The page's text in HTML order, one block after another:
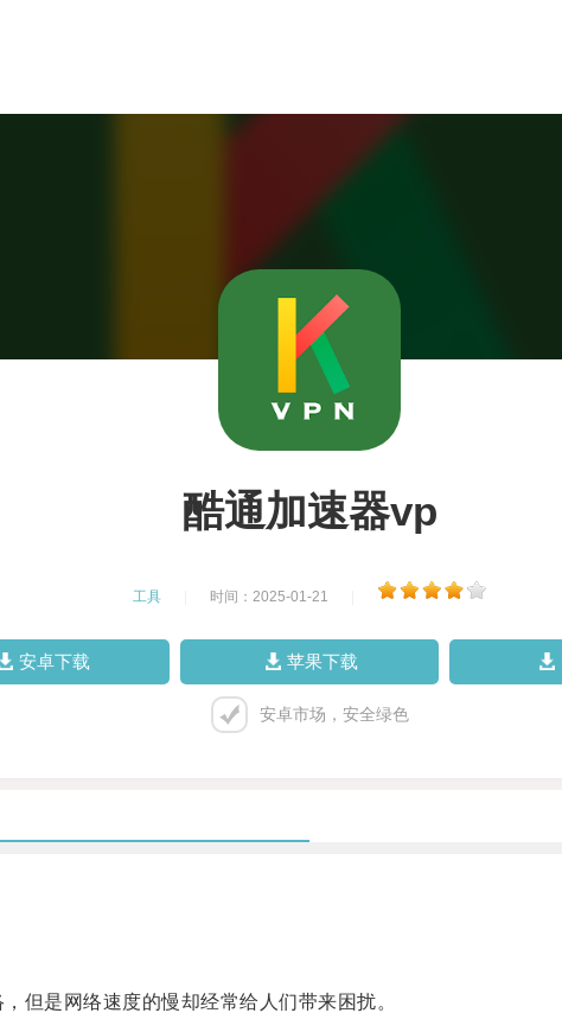
酷通加速器vp
工具 时间：2025-01-21
安卓下载 苹果下载
安卓市场，安全绿色
是网络速度的慢却经常给人们带来困扰。